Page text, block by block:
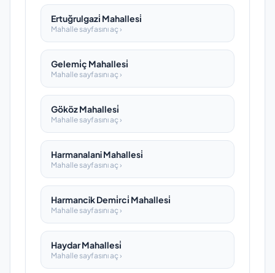
Ertuğrulgazi̇ Mahallesi̇
Mahalle sayfasını aç ›
Gelemi̇ç Mahallesi̇
Mahalle sayfasını aç ›
Gököz Mahallesi̇
Mahalle sayfasını aç ›
Harmanalani Mahallesi̇
Mahalle sayfasını aç ›
Harmancik Demi̇rci̇ Mahallesi̇
Mahalle sayfasını aç ›
Haydar Mahallesi̇
Mahalle sayfasını aç ›